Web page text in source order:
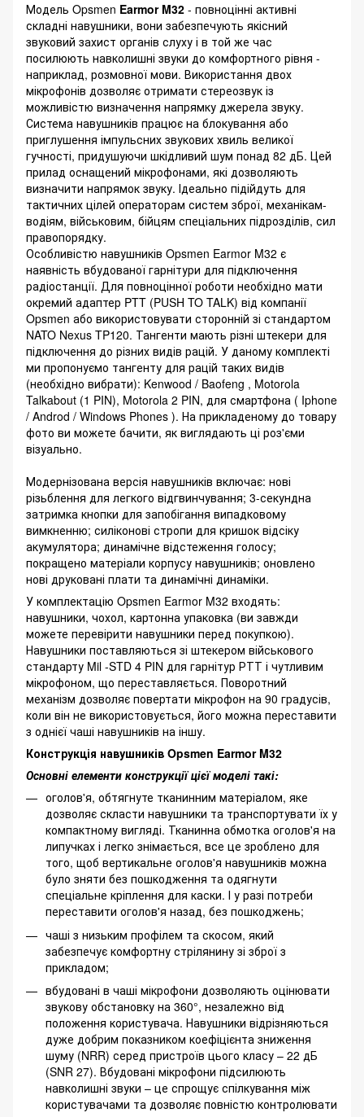
Модель Opsmen Earmor M32 - повноцінні активні
складні навушники, вони забезпечують якісний
звуковий захист органів слуху і в той же час
посилюють навколишні звуки до комфортного рівня -
наприклад, розмовної мови. Використання двох
мікрофонів дозволяє отримати стереозвук із
можливістю визначення напрямку джерела звуку.
Система навушників працює на блокування або
приглушення імпульсних звукових хвиль великої
гучності, придушуючи шкідливий шум понад 82 дБ. Цей
прилад оснащений мікрофонами, які дозволяють
визначити напрямок звуку. Ідеально підійдуть для
тактичних цілей операторам систем зброї, механікам-
водіям, військовим, бійцям спеціальних підрозділів, сил
правопорядку.
Особливістю навушників Opsmen Earmor M32 є
наявність вбудованої гарнітури для підключення
радіостанції. Для повноцінної роботи необхідно мати
окремий адаптер PTT (PUSH TO TALK) від компанії
Opsmen або використовувати сторонній зі стандартом
NATO Nexus TP120. Тангенти мають різні штекери для
підключення до різних видів рацій. У даному комплекті
ми пропонуємо тангенту для рацій таких видів
(необхідно вибрати): Kenwood / Baofeng , Motorola
Talkabout (1 PIN), Motorola 2 PIN, для смартфона ( Iphone
/ Androd / Windows Phones ). На прикладеному до товару
фото ви можете бачити, як виглядають ці роз'єми
візуально.
Модернізована версія навушників включає: нові
різьблення для легкого відгвинчування; 3-секундна
затримка кнопки для запобігання випадковому
вимкненню; силіконові стропи для кришок відсіку
акумулятора; динамічне відстеження голосу;
покращено матеріали корпусу навушників; оновлено
нові друковані плати та динамічні динаміки.
У комплектацію Opsmen Earmor M32 входять:
навушники, чохол, картонна упаковка (ви завжди
можете перевірити навушники перед покупкою).
Навушники поставляються зі штекером військового
стандарту Mil -STD 4 PIN для гарнітур РТТ і чутливим
мікрофоном, що переставляється. Поворотний
механізм дозволяє повертати мікрофон на 90 градусів,
коли він не використовується, його можна переставити
з однієї чаші навушників на іншу.
Конструкція навушників Opsmen Earmor M32
Основні елементи конструкції цієї моделі такі:
оголов'я, обтягнуте тканинним матеріалом, яке
дозволяє скласти навушники та транспортувати їх у
компактному вигляді. Тканинна обмотка оголов'я на
липучках і легко знімається, все це зроблено для
того, щоб вертикальне оголов'я навушників можна
було зняти без пошкодження та одягнути
спеціальне кріплення для каски. І у разі потреби
переставити оголов'я назад, без пошкоджень;
чаші з низьким профілем та скосом, який
забезпечує комфортну стрілянину зі зброї з
прикладом;
вбудовані в чаші мікрофони дозволяють оцінювати
звукову обстановку на 360°, незалежно від
положення користувача. Навушники відрізняються
дуже добрим показником коефіцієнта зниження
шуму (NRR) серед пристроїв цього класу – 22 дБ
(SNR 27). Вбудовані мікрофони підсилюють
навколишні звуки – це спрощує спілкування між
користувачами та дозволяє повністю контролювати